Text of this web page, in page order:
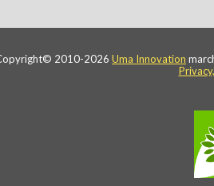
2010-2026 Uma Innovation